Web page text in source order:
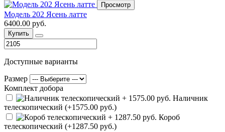
Просмотр
Модель 202 Ясень латте
6400.00 руб.
Купить
Доступные варианты
Размер
Комплект добора
Наличник
телескопический (+1575.00 руб.)
Короб
телескопический (+1287.50 руб.)